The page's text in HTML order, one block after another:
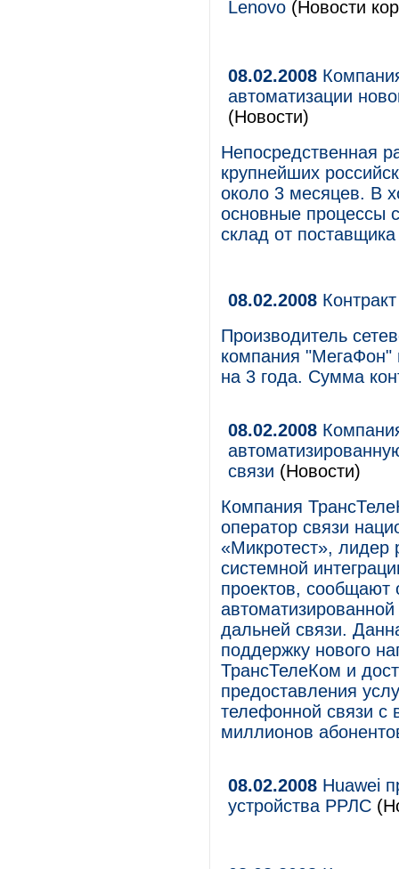
Lenovo (Новости
08.02.2008
автоматизации
(Новости)
Непосредственная
крупнейших
около 3 месяцев. В
основные процессы
склад от
08.02.2008
Производитель
компания "МегаФон"
на 3 года. Сумма
08.02.2008
связи (Новости)
Компания
оператор связи
«Микротест», лидер
системной
проектов,
дальней связи.
поддержку нового
ТрансТелеКом и
предоставления
телефонной связи с
миллионов
08.02.2008 Huawei
устройства РРЛС